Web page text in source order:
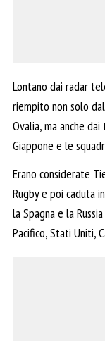
Lontano dai radar
riempito non solo
Ovalia, ma anche
Giappone e le
Erano considerate
Rugby e poi caduta
la Spagna e la
Pacifico, Stati Uniti,